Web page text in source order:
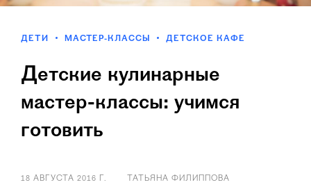
ДЕТИ МАСТЕР-КЛАССЫ ДЕТСКОЕ КАФЕ
Детские кулинарные
мастер-классы: учимся
готовить
18 АВГУСТА 2016 Г. ТАТЬЯНА ФИЛИППОВА